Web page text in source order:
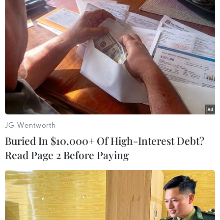
Ngày 19/5, Ngoại trưởng Nga đã đề nghị Chủ tịch
OSCE cùng hợp tác để giải cứu các nhà báo Nga bị
chính quyền Ukraine bắt giữ ở Donetsk.
Ukraine vẫn tiếp tục chiến dịch quân sự ở
JG Wentworth
Buried In $10,000+ Of High-Interest Debt?
Read Page 2 Before Paying